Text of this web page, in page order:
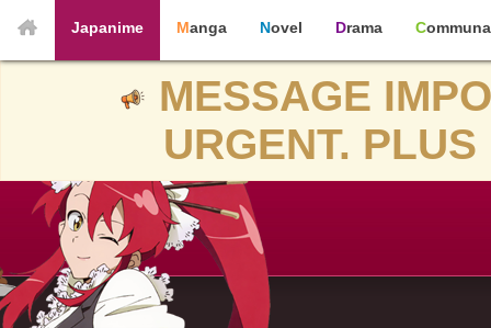
Japanime Manga Novel Drama
MESSAGE
URGENT.